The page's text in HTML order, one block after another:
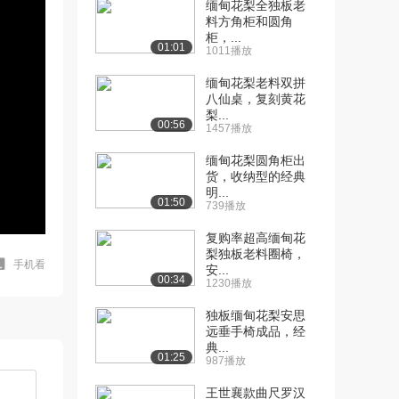
手机看
01:01
缅甸花梨全独板老
料方角柜和圆角
柜，...
1011播放
00:56
缅甸花梨老料双拼
八仙桌，复刻黄花
梨...
1457播放
01:50
缅甸花梨圆角柜出
货，收纳型的经典
明...
739播放
00:34
复购率超高缅甸花
梨独板老料圈椅，
安...
1230播放
01:25
独板缅甸花梨安思
远垂手椅成品，经
典...
987播放
王世襄款曲尺罗汉